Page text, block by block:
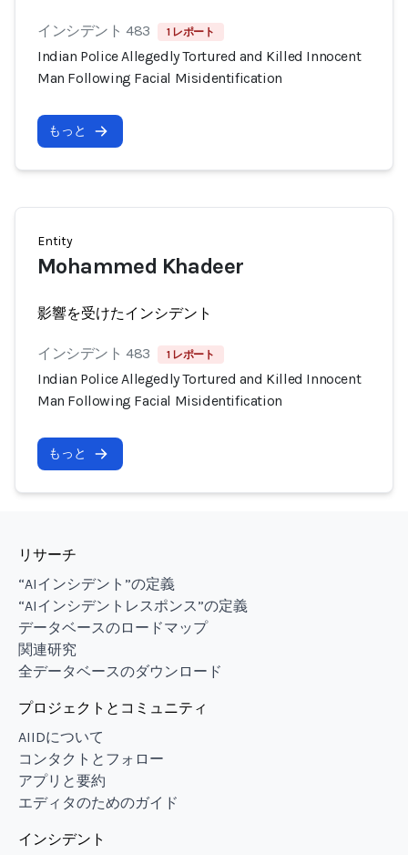
インシデント 483 1 レポート
Indian Police Allegedly Tortured and Killed Innocent
Man Following Facial Misidentification
もっと
Entity
Mohammed Khadeer
影響を受けたインシデント
インシデント 483 1 レポート
Indian Police Allegedly Tortured and Killed Innocent
Man Following Facial Misidentification
もっと
リサーチ
“AIインシデント”の定義
“AIインシデントレスポンス”の定義
データベースのロードマップ
関連研究
全データベースのダウンロード
プロジェクトとコミュニティ
AIIDについて
コンタクトとフォロー
アプリと要約
エディタのためのガイド
インシデント